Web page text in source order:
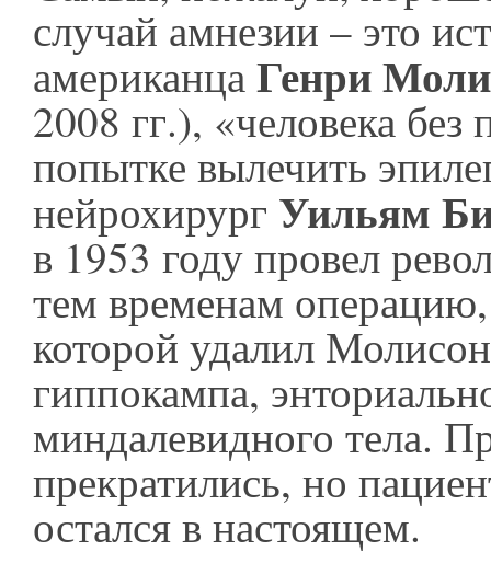
случай амнезии – это
американцаГенри
2008 гг.), «человека
попытке вылечить
нейрохирург Уильям
в 1953 году провел
тем временам
которой удалил
гиппокампа,
миндалевидного тела.
прекратились, но
остался в настоящем.